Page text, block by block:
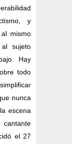
y
mismo
sujeto
Hay
todo
nunca
escena
el 27